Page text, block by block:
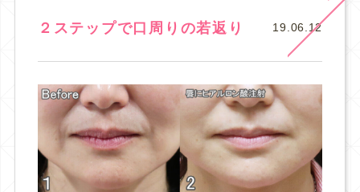
２ステップで口周りの若返り 19.06.12